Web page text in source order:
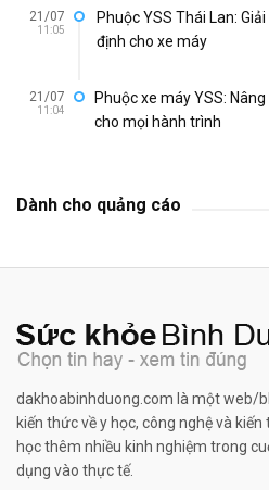
21/07
11:05
Phuộc YSS Thái Lan:
định cho xe máy
21/07
11:04
Phuộc xe máy YSS:
cho mọi hành trình
Dành cho quảng cáo
dakhoabinhduong.com là một web/
kiến thức về y học, công nghệ và
học thêm nhiều kinh nghiệm trong
dụng vào thực tế.